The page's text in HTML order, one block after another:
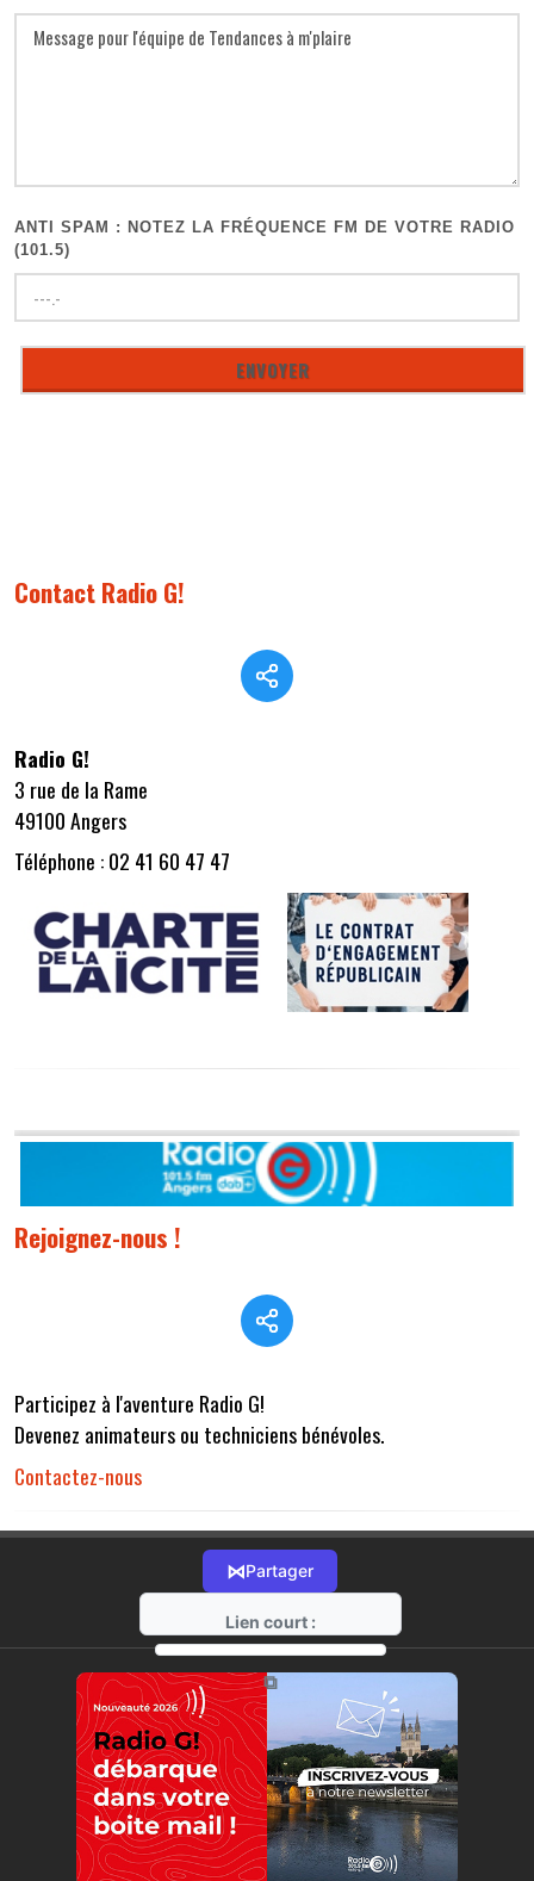
ANTI SPAM : NOTEZ LA FRÉQUENCE FM DE VOTRE RADIO
(101.5)
Contact Radio G!
Radio G!
3 rue de la Rame
49100 Angers
Téléphone : 02 41 60 47 47
Rejoignez-nous !
Participez à l'aventure Radio G!
Devenez animateurs ou techniciens bénévoles.
Contactez-nous
⋈Partager
Lien court :
https://radio-g.fr?r32
⧉